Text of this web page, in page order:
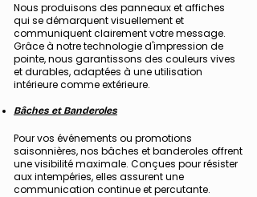
Nous produisons des panneaux et affiches
qui se démarquent visuellement et
communiquent clairement votre message.
Grâce à notre technologie d'impression de
pointe, nous garantissons des couleurs vives
et durables, adaptées à une utilisation
intérieure comme extérieure.
Bâches et Banderoles
Pour vos événements ou promotions
saisonnières, nos bâches et banderoles offrent
une visibilité maximale. Conçues pour résister
aux intempéries, elles assurent une
communication continue et percutante.